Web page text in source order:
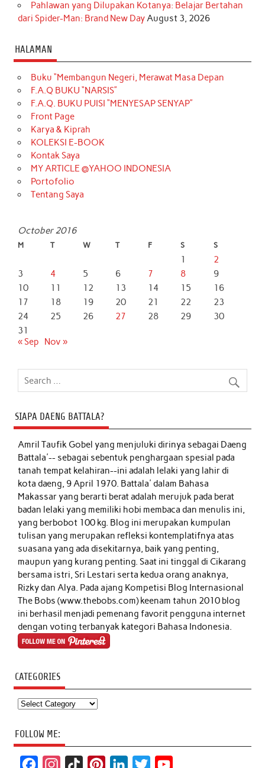
Pahlawan yang Dilupakan Kotanya: Belajar Bertahan
dari Spider-Man: Brand New DayAugust 3, 2026
HALAMAN
Buku “Membangun Negeri, Merawat Masa Depan
F.A.Q BUKU “NARSIS”
F.A.Q. BUKU PUISI “MENYESAP SENYAP”
Front Page
Karya & Kiprah
KOLEKSI E-BOOK
Kontak Saya
MY ARTICLE @YAHOO INDONESIA
Portofolio
Tentang Saya
October 2016
M T W T F S S
1
2
3
4 5 6 7 8
9
10
11 12 13 14 15
16
17
18 19 20 21 22
23
24
25 26 27 28 29
30
31
« Sep
Nov »
SIAPA DAENG BATTALA?
Amril Taufik Gobelyang menjuluki dirinya sebagai Daeng
Battala'-- sebagai sebentuk penghargaan spesial pada
tanah tempat kelahiran--ini adalah lelaki yang lahir di
kota daeng, 9 April 1970. Battala' dalam Bahasa
Makassar yang berarti berat adalah merujuk pada berat
badan lelaki yang memiliki hobi membaca dan menulis ini,
yang berbobot 100 kg. Blog ini merupakan kumpulan
tulisan yang merupakan refleksi kontemplatifnya atas
suasana yang ada disekitarnya, baik yang penting,
maupun yang kurang penting. Saat ini tinggal di Cikarang
bersama istri, Sri Lestari serta kedua orang anaknya,
Rizky dan Alya. Pada ajang Kompetisi Blog Internasional
The Bobs (www.thebobs.com) keenam tahun 2010 blog
ini berhasil menjadi pemenang favorit pengguna internet
dengan voting terbanyak kategori Bahasa Indonesia.
CATEGORIES
Categories
FOLLOW ME: